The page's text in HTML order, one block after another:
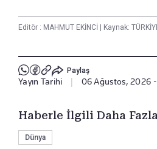
Editör : MAHMUT EKİNCİ | Kaynak:
Paylaş
Yayın Tarihi | 06 Ağustos, 2026
Haberle İlgili Daha
Dünya